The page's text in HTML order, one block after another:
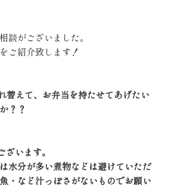
談がございました。
ご紹介致します！
替えて、お弁当を持たせてあげたい
？？
います。
水分が多い煮物などは避けていただ
・など汁っぽさがないものでお願い